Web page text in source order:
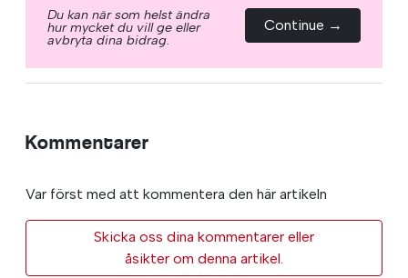
Du kan när som helst ändra
hur mycket du vill ge eller
avbryta dina bidrag.
Continue →
Kommentarer
Var först med att kommentera den här artikeln
Skicka oss dina kommentarer eller
åsikter om denna artikel.